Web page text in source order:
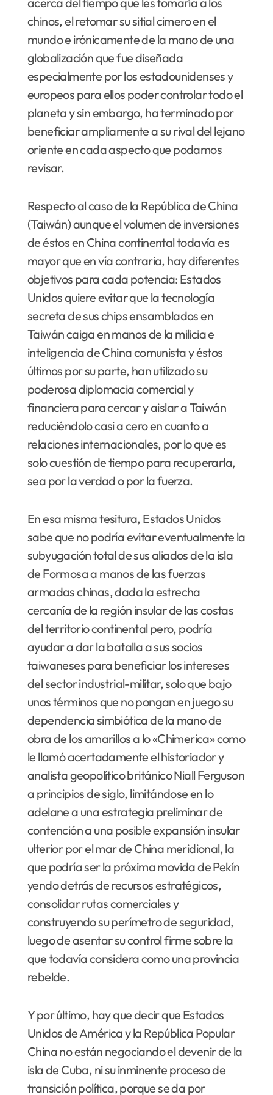
chinos, el retomar su sitial cimero en el
mundo e irónicamente de la mano de una
globalización que fue diseñada
especialmente por los estadounidenses y
europeos para ellos poder controlar todo el
planeta y sin embargo, ha terminado por
beneficiar ampliamente a su rival del lejano
oriente en cada aspecto que podamos
revisar.
Respecto al caso de la República de China
(Taiwán) aunque el volumen de inversiones
de éstos en China continental todavía es
mayor que en vía contraria, hay diferentes
objetivos para cada potencia: Estados
Unidos quiere evitar que la tecnología
secreta de sus chips ensamblados en
Taiwán caiga en manos de la milicia e
inteligencia de China comunista y éstos
últimos por su parte, han utilizado su
poderosa diplomacia comercial y
financiera para cercar y aislar a Taiwán
reduciéndolo casi a cero en cuanto a
relaciones internacionales, por lo que es
solo cuestión de tiempo para recuperarla,
sea por la verdad o por la fuerza.
En esa misma tesitura, Estados Unidos
sabe que no podría evitar eventualmente la
subyugación total de sus aliados de la isla
de Formosa a manos de las fuerzas
armadas chinas, dada la estrecha
cercanía de la región insular de las costas
del territorio continental pero, podría
ayudar a dar la batalla a sus socios
taiwaneses para beneficiar los intereses
del sector industrial-militar, solo que bajo
unos términos que no pongan en juego su
dependencia simbiótica de la mano de
obra de los amarillos a lo «Chimerica» como
le llamó acertadamente el historiador y
analista geopolítico británico Niall Ferguson
a principios de siglo, limitándose en lo
adelane a una estrategia preliminar de
contención a una posible expansión insular
ulterior por el mar de China meridional, la
que podría ser la próxima movida de Pekín
yendo detrás de recursos estratégicos,
consolidar rutas comerciales y
construyendo su perímetro de seguridad,
luego de asentar su control firme sobre la
que todavía considera como una provincia
rebelde.
Y por último, hay que decir que Estados
Unidos de América y la República Popular
China no están negociando el devenir de la
isla de Cuba, ni su inminente proceso de
transición política, porque se da por